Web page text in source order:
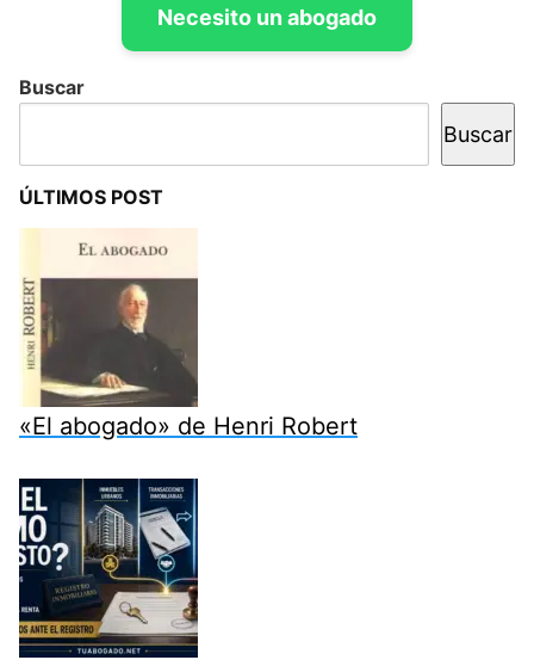
Necesito un abogado
Buscar
Buscar
ÚLTIMOS POST
«El abogado» de Henri Robert